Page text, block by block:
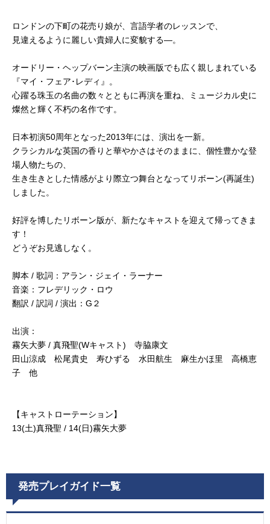
ロンドンの下町の花売り娘が、言語学者のレッスンで、
見違えるように麗しい貴婦人に変貌する―。
オードリー・ヘップバーン主演の映画版でも広く親しまれている
『マイ・フェア･レディ』。
心躍る珠玉の名曲の数々とともに再演を重ね、ミュージカル史に
燦然と輝く不朽の名作です。
日本初演50周年となった2013年には、演出を一新。
クラシカルな英国の香りと華やかさはそのままに、個性豊かな登
場人物たちの、
生き生きとした情感がより際立つ舞台となってリボーン(再誕生)
しました。
好評を博したリボーン版が、新たなキャストを迎えて帰ってきま
す！
どうぞお見逃しなく。
脚本 / 歌詞：アラン・ジェイ・ラーナー
音楽：フレデリック・ロウ
翻訳 / 訳詞 / 演出：G２
出演：
霧矢大夢 / 真飛聖(Wキャスト) 寺脇康文
田山涼成 松尾貴史 寿ひずる 水田航生 麻生かほ里 高橋恵
子 他
【キャストローテーション】
13(土)真飛聖 / 14(日)霧矢大夢
発売プレイガイド一覧